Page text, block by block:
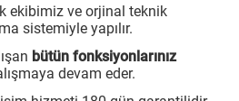
ekibimiz ve orjinal teknik
sistemiyle yapılır.
bütün fonksiyonlarınız
devam eder.